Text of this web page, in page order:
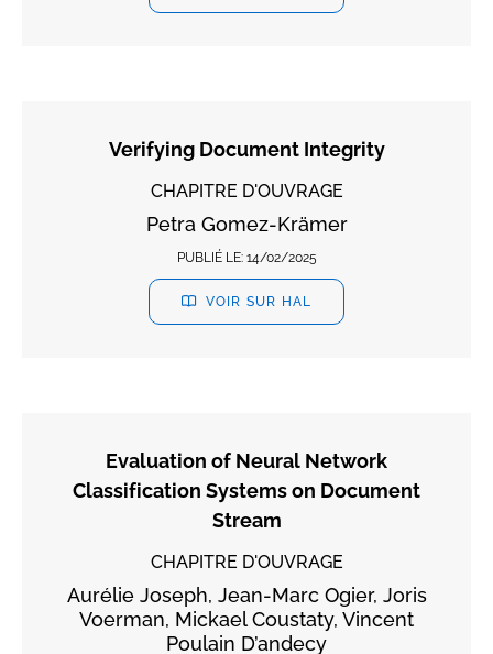
Verifying Document Integrity
CHAPITRE D'OUVRAGE
Petra Gomez-Krämer
PUBLIÉ LE: 14/02/2025
VOIR SUR HAL
Evaluation of Neural Network
Classification Systems on Document
Stream
CHAPITRE D'OUVRAGE
Aurélie Joseph, Jean-Marc Ogier, Joris
Voerman, Mickael Coustaty, Vincent
Poulain D’andecy